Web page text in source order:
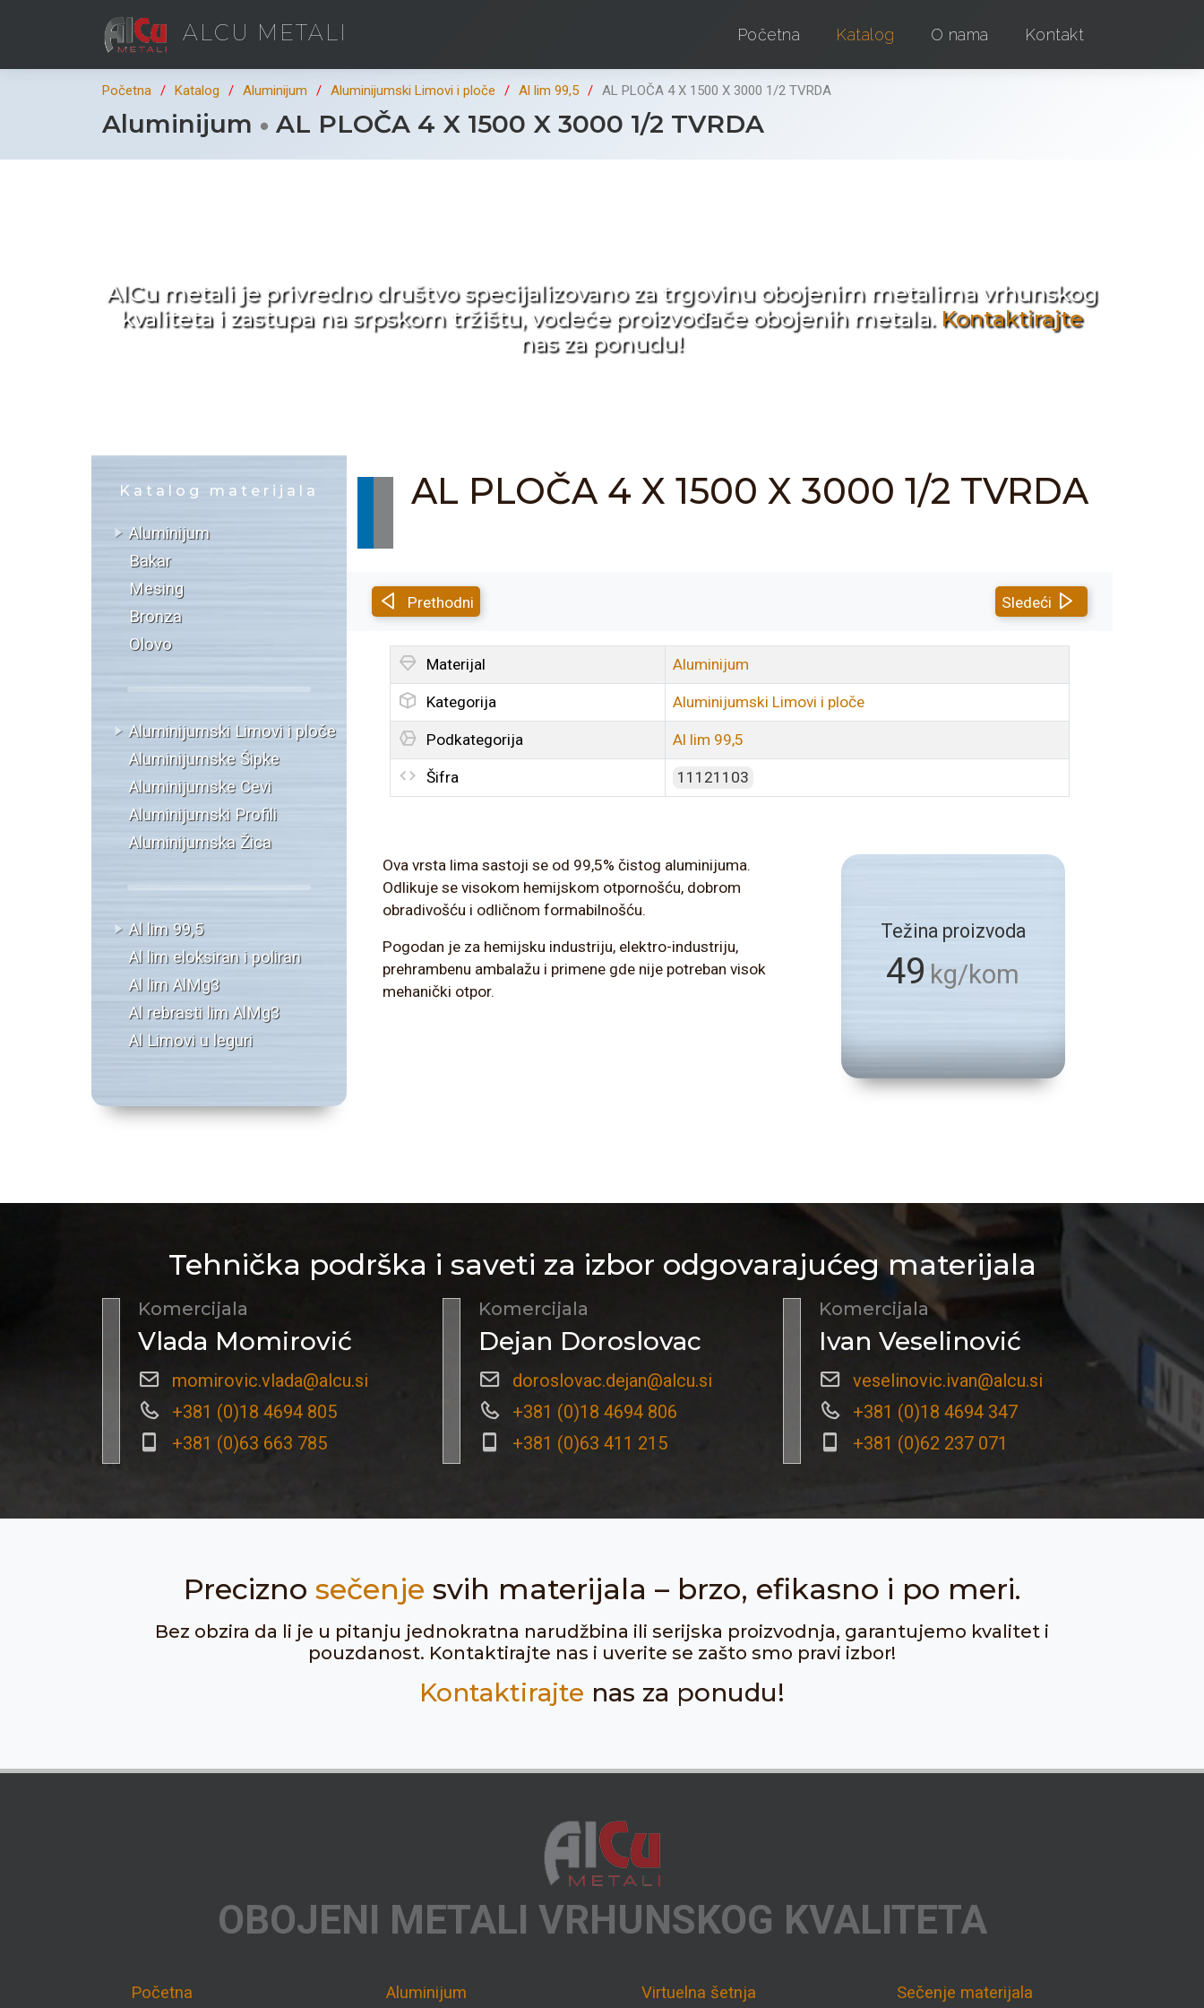
ALCU METALI Početna Katalog O nama Kontakt
Početna Katalog Aluminijum Aluminijumski Limovi i ploče Al lim 99,5 AL PLOČA 4 X 1500 X 3000 1/2 TVRDA
Aluminijum AL PLOČA 4 X 1500 X 3000 1/2 TVRDA
AlCu metali je privredno društvo specijalizovano za trgovinu obojenim metalima vrhunskog
kvaliteta i zastupa na srpskom tržištu, vodeće proizvođače obojenih metala. Kontaktirajte
nas za ponudu!
Katalog materijala
Aluminijum
Bakar
Mesing
Bronza
Olovo
Aluminijumski Limovi i ploče
Aluminijumske Šipke
Aluminijumske Cevi
Aluminijumski Profili
Aluminijumska Žica
Al lim 99,5
Al lim eloksiran i poliran
Al lim AlMg3
Al rebrasti lim AlMg3
Al Limovi u leguri
AL PLOČA 4 X 1500 X 3000 1/2 TVRDA
Prethodni Sledeći
Materijal Aluminijum
Kategorija Aluminijumski Limovi i ploče
Podkategorija Al lim 99,5
Šifra 11121103
Ova vrsta lima sastoji se od 99,5% čistog aluminijuma.
Odlikuje se visokom hemijskom otpornošću, dobrom
obradivošću i odličnom formabilnošću.
Pogodan je za hemijsku industriju, elektro-industriju,
prehrambenu ambalažu i primene gde nije potreban visok
mehanički otpor.
Težina proizvoda
49 kg/kom
Tehnička podrška i saveti za izbor odgovarajućeg materijala
Komercijala
Vlada Momirović
momirovic.vlada@alcu.si
+381 (0)18 4694 805
+381 (0)63 663 785
Komercijala
Dejan Doroslovac
doroslovac.dejan@alcu.si
+381 (0)18 4694 806
+381 (0)63 411 215
Komercijala
Ivan Veselinović
veselinovic.ivan@alcu.si
+381 (0)18 4694 347
+381 (0)62 237 071
Precizno sečenje svih materijala – brzo, efikasno i po meri.
Bez obzira da li je u pitanju jednokratna narudžbina ili serijska proizvodnja, garantujemo kvalitet i
pouzdanost. Kontaktirajte nas i uverite se zašto smo pravi izbor!
Kontaktirajte nas za ponudu!
OBOJENI METALI VRHUNSKOG KVALITETA
Početna Aluminijum Virtuelna šetnja Sečenje materijala